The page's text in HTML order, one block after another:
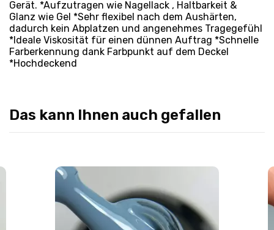
Gerät. *Aufzutragen wie Nagellack , Haltbarkeit &
Glanz wie Gel *Sehr flexibel nach dem Aushärten,
dadurch kein Abplatzen und angenehmes Tragegefühl
*Ideale Viskosität für einen dünnen Auftrag *Schnelle
Farberkennung dank Farbpunkt auf dem Deckel
*Hochdeckend
Das kann Ihnen auch gefallen